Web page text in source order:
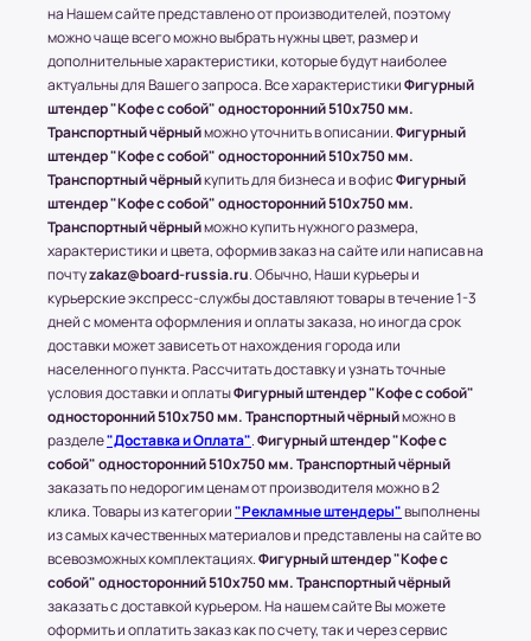
рублей в зависимости от месторасположения
конечного пункта.
* За расчетом точной стоимости доставки
обращайтесь к менеджеру по телефону: +7 (977)
790 85-84 (Даниил)
Транспортные Компании (ТК). Доставка в
соседние регионы и города России.
Доставка в другие области и города
осуществляется через любые ТК (Транспортные
компании), которые будут удобны клиенту.
С соседними регионами (кроме Москвы и МО) и
другими городами России компания Board-
Russia.ru работает по 100% предоплате.
Самые популярные Транспортные Компании:
ПЭК, СДЭК.
* Доставку, Наши клиенты оплачивают при
получении.
Доставка товара до пункта ТК по Москве
осуществляется бесплатно, при учете, что вес
всего заказа не превышает 15 кг или размером
1500х1000 (мм.).
на Нашем сайте представлено от производителей, поэтому
можно чаще всего можно выбрать нужны цвет, размер и
дополнительные характеристики, которые будут наиболее
актуальны для Вашего запроса. Все характеристикиФигурный
штендер "Кофе с собой" односторонний 510x750 мм.
Транспортный чёрныйможно уточнить в описании.Фигурный
штендер "Кофе с собой" односторонний 510x750 мм.
Транспортный чёрныйкупить для бизнеса и в офисФигурный
штендер "Кофе с собой" односторонний 510x750 мм.
Транспортный чёрныйможно купить нужного размера,
характеристики и цвета, оформив заказ на сайте или написав на
почтуzakaz@board-russia.ru. Обычно, Наши курьеры и
курьерские экспресс-службы доставляют товары в течение 1-3
дней с момента оформления и оплаты заказа, но иногда срок
доставки может зависеть от нахождения города или
населенного пункта. Рассчитать доставку и узнать точные
условия доставки и оплатыФигурный штендер "Кофе с собой"
односторонний 510x750 мм. Транспортный чёрныйможно в
разделе"Доставка и Оплата".Фигурный штендер "Кофе с
собой" односторонний 510x750 мм. Транспортный чёрный
заказать по недорогим ценам от производителя можно в 2
клика. Товары из категории"Рекламные штендеры"выполнены
из самых качественных материалов и представлены на сайте во
всевозможных комплектациях.Фигурный штендер "Кофе с
собой" односторонний 510x750 мм. Транспортный чёрный
заказать с доставкой курьером. На нашем сайте Вы можете
оформить и оплатить заказ как по счету, так и через сервис